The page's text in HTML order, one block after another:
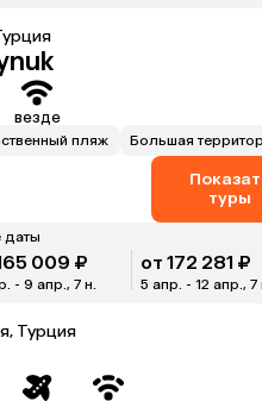
везде
пляж Большая
туры
даты
009 ₽
- 9 апр., 7 н.
от 172 281 ₽
5 апр. - 12 апр., 7
Турция